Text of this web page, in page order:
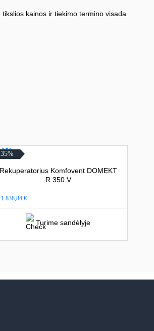
kainos ir tiekimo termino visada
Rekuperatorius Komfovent DOMEKT
R 350 V
1 838,84€
Turime sandėlyje